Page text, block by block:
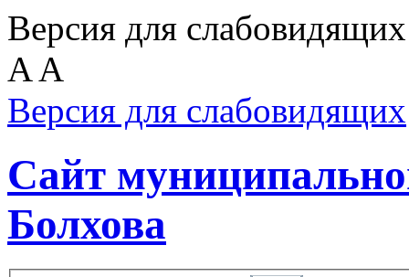
Версия для
A A
Версия для слабовидящих
Сайт
Болхова